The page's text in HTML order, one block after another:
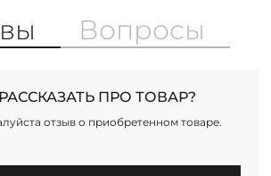
Вопросы
ПРО ТОВАР?
отзыв о приобретенном товаре.